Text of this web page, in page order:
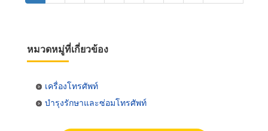
page
page
หมวดหมู่ที่เกี่ยวข้อง
เครื่องโทรศัพท์
บำรุงรักษาและซ่อมโทรศัพท์